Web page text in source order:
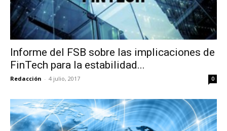
Informe del FSB sobre las implicaciones de
FinTech para la estabilidad...
Redacción - 4 julio, 2017 0